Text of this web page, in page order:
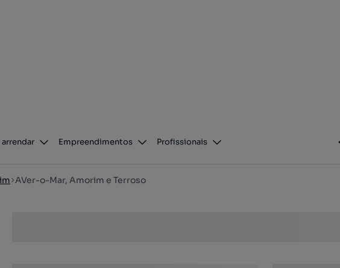
arrendar Empreendimentos Profissionais
AVer-o-Mar, Amorim e Terroso